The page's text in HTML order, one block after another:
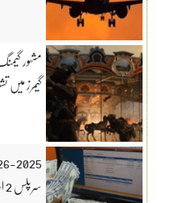
گیمرز میں
سرپلس 2 ارب 50 کروڑ ڈالر سے زائد ریکارڈ